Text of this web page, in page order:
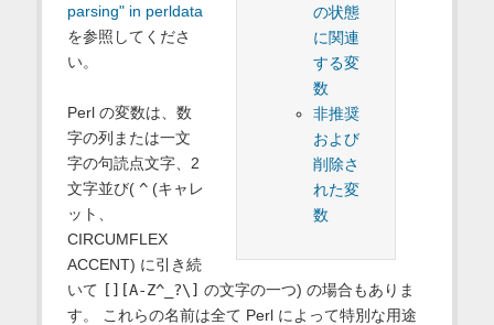
の状態
に関連
する変
数
非推奨
および
削除さ
れた変
数
parsing" in perldata
を参照してくださ
い。
Perl の変数は、数
字の列または一文
字の句読点文字、2
文字並び( ^(キャレ
ット、
CIRCUMFLEX
ACCENT) に引き続
いて [][A-Z^_?\] の文字の一つ) の場合もありま
す。 これらの名前は全て Perl によって特別な用途